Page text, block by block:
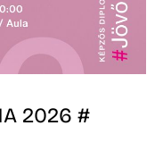
2026 #